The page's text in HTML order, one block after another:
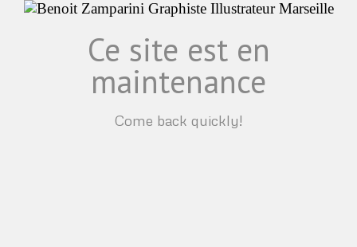
Ce site est en
maintenance
Come back quickly!